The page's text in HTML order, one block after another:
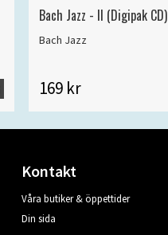
Bach Jazz - II (Digipak CD)
Bach Jazz
169 kr
Kontakt
Våra butiker & öppettider
Din sida